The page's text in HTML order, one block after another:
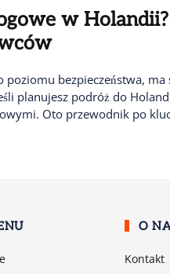
w
bezpieczeństwa,
planujesz podróż do
Oto przewodnik po
O
Kontakt